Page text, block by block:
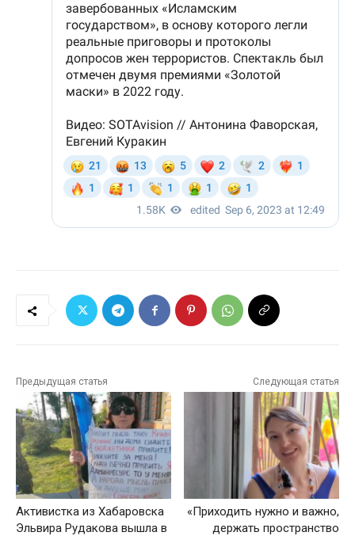
Предыдущая статья
Активистка из Хабаровска
Эльвира Рудакова вышла в
Следующая статья
«Приходить нужно и важно,
держать пространство